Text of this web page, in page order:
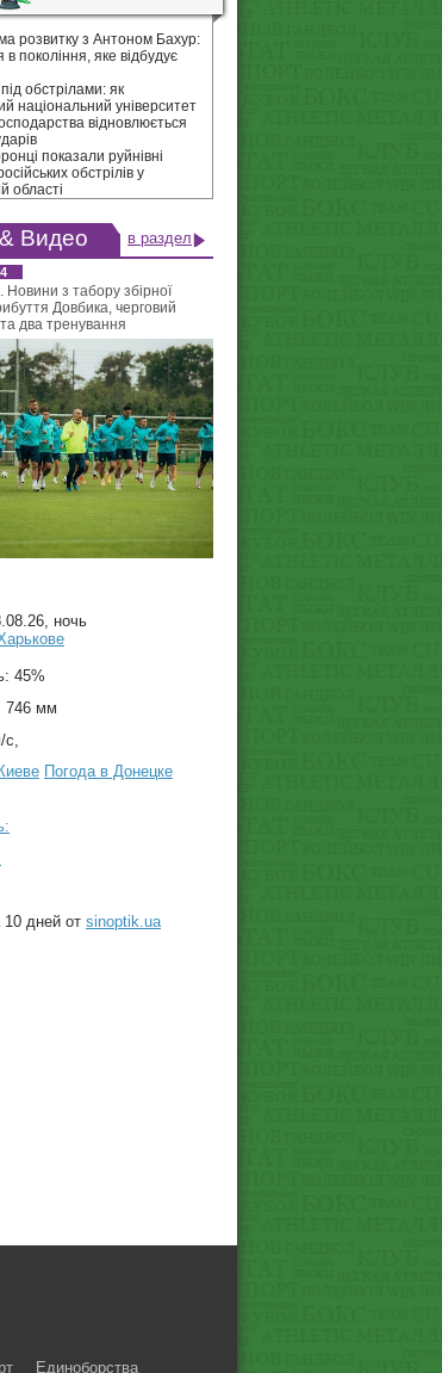
розвитку з Антоном Бахур:
в покоління, яке відбудує
обстрілами: як
національний університет
відновлюється
показали руйнівні
обстрілів у
області
Видео в раздел
з табору збірної
Довбика, черговий
два тренування
ночь
45%
746 мм
Погода в Донецке
10 дней от sinoptik.ua
Единоборства